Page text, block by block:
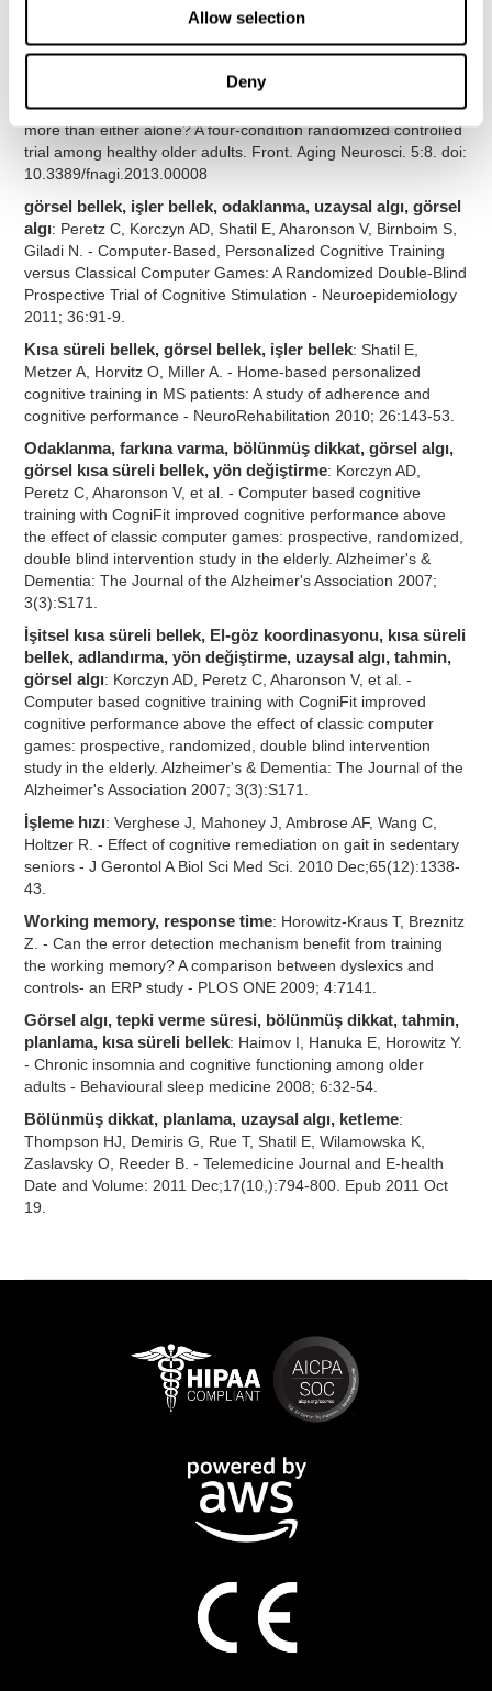
Allow selection
Deny
Adults with Insomnia. PLOS ONE 8(4): e61390.
:Shatil E (2013). Does combined cognitive
training and physical activity training enhance cognitive abilities
more than either alone? A four-condition randomized controlled
trial among healthy older adults. Front. Aging Neurosci. 5:8. doi:
10.3389/fnagi.2013.00008
görsel bellek, işler bellek, odaklanma, uzaysal algı, görsel
algı: Peretz C, Korczyn AD, Shatil E, Aharonson V, Birnboim S,
Giladi N. - Computer-Based, Personalized Cognitive Training
versus Classical Computer Games: A Randomized Double-Blind
Prospective Trial of Cognitive Stimulation - Neuroepidemiology
2011; 36:91-9.
Kısa süreli bellek, görsel bellek, işler bellek: Shatil E,
Metzer A, Horvitz O, Miller A. - Home-based personalized
cognitive training in MS patients: A study of adherence and
cognitive performance - NeuroRehabilitation 2010; 26:143-53.
Odaklanma, farkına varma, bölünmüş dikkat, görsel algı,
görsel kısa süreli bellek, yön değiştirme: Korczyn AD,
Peretz C, Aharonson V, et al. - Computer based cognitive
training with CogniFit improved cognitive performance above
the effect of classic computer games: prospective, randomized,
double blind intervention study in the elderly. Alzheimer's &
Dementia: The Journal of the Alzheimer's Association 2007;
3(3):S171.
İşitsel kısa süreli bellek, El-göz koordinasyonu, kısa süreli
bellek, adlandırma, yön değiştirme, uzaysal algı, tahmin,
görsel algı: Korczyn AD, Peretz C, Aharonson V, et al. -
Computer based cognitive training with CogniFit improved
cognitive performance above the effect of classic computer
games: prospective, randomized, double blind intervention
study in the elderly. Alzheimer's & Dementia: The Journal of the
Alzheimer's Association 2007; 3(3):S171.
İşleme hızı: Verghese J, Mahoney J, Ambrose AF, Wang C,
Holtzer R. - Effect of cognitive remediation on gait in sedentary
seniors - J Gerontol A Biol Sci Med Sci. 2010 Dec;65(12):1338-
43.
Working memory, response time: Horowitz-Kraus T, Breznitz
Z. - Can the error detection mechanism benefit from training
the working memory? A comparison between dyslexics and
controls- an ERP study - PLOS ONE 2009; 4:7141.
Görsel algı, tepki verme süresi, bölünmüş dikkat, tahmin,
planlama, kısa süreli bellek: Haimov I, Hanuka E, Horowitz Y.
- Chronic insomnia and cognitive functioning among older
adults - Behavioural sleep medicine 2008; 6:32-54.
Bölünmüş dikkat, planlama, uzaysal algı, ketleme:
Thompson HJ, Demiris G, Rue T, Shatil E, Wilamowska K,
Zaslavsky O, Reeder B. - Telemedicine Journal and E-health
Date and Volume: 2011 Dec;17(10,):794-800. Epub 2011 Oct
19.